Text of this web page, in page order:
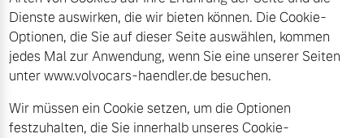
4 Modelle
Geschäftskunden
Gebrauchtwagen
Aktuelle Zubehörangebote
Zubehörkatalog
Unsere News & Events
Dienste auswirken, die wir bieten können. Die Cookie-
Optionen, die Sie auf dieser Seite auswählen, kommen
jedes Mal zur Anwendung, wenn Sie eine unserer Seiten
unter www.volvocars-haendler.de besuchen.
Wir müssen ein Cookie setzen, um die Optionen
festzuhalten, die Sie innerhalb unseres Cookie-